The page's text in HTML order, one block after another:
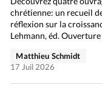
chrétienne: un recueil
réflexion sur la
Lehmann, éd.
Matthieu Schmidt
17 Juil 2026